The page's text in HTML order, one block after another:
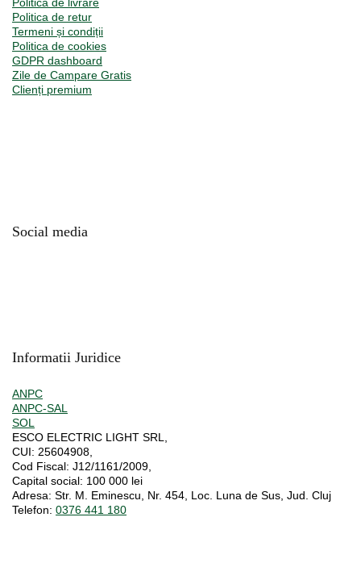
Politica de retur
Termeni și condiții
Politica de cookies
GDPR dashboard
Zile de Campare Gratis
Clienți premium
Social media
Informatii Juridice
ANPC
ANPC-SAL
SOL
ESCO ELECTRIC LIGHT SRL,
CUI: 25604908,
Cod Fiscal: J12/1161/2009,
Capital social: 100 000 lei
Adresa: Str. M. Eminescu, Nr. 454, Loc. Luna de Sus, Jud. Cluj
Telefon: 0376 441 180